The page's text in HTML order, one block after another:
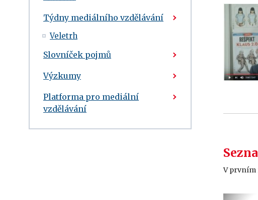
Týdny mediálního vzdělávání
Veletrh
Slovníček pojmů
Výzkumy
Platforma pro mediální
vzdělávání
V